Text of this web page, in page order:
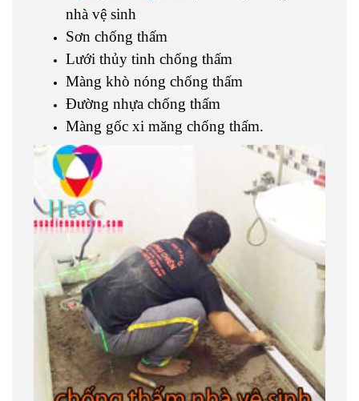
nhà vệ sinh
Sơn chống thấm
Lưới thủy tinh chống thấm
Màng khò nóng chống thấm
Đường nhựa chống thấm
Màng gốc xi măng chống thấm.